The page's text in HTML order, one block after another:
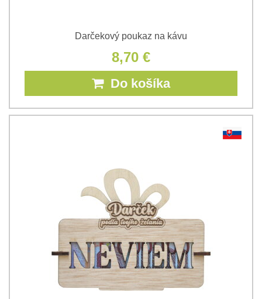
Darčekový poukaz na kávu
8,70 €
Do košíka